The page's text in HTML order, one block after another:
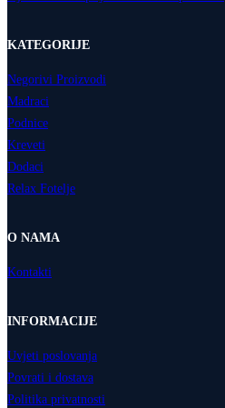
KATEGORIJE
Negorivi Proizvodi
Madraci
Podnice
Kreveti
Dodaci
Relax Fotelje
O NAMA
Kontakti
INFORMACIJE
Uvjeti poslovanja
Povrati i dostava
Politika privatnosti